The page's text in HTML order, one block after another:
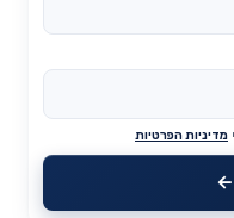
מדיניות הפרטיות